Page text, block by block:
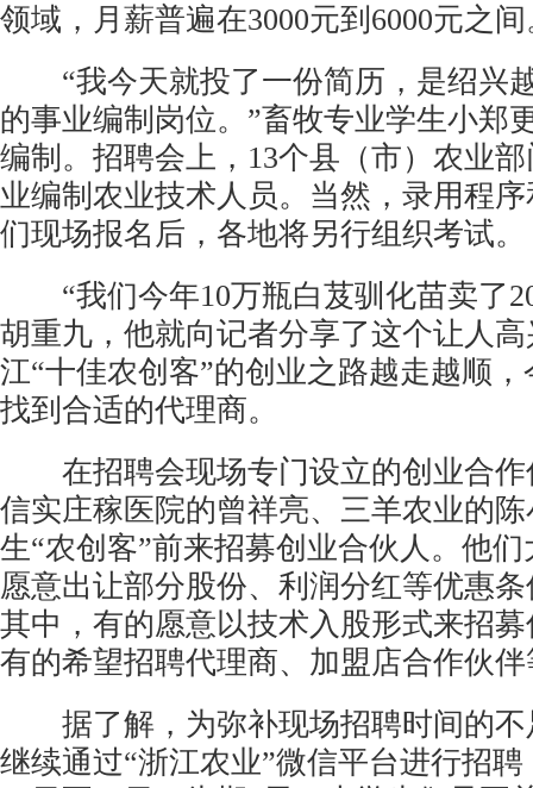
领域，月薪普遍在3000元到6000元之
“我今天就投了一份简历，是绍兴
的事业编制岗位。”畜牧专业学生小郑
编制。招聘会上，13个县（市）农业
业编制农业技术人员。当然，录用程
们现场报名后，各地将另行组织考试。
“我们今年10万瓶白芨驯化苗卖了
胡重九，他就向记者分享了这个让人
江“十佳农创客”的创业之路越走越顺
找到合适的代理商。
在招聘会现场专门设立的创业合作
信实庄稼医院的曾祥亮、三羊农业的
生“农创客”前来招募创业合伙人。他
愿意出让部分股份、利润分红等优惠
其中，有的愿意以技术入股形式来招
有的希望招聘代理商、加盟店合作伙
据了解，为弥补现场招聘时间的不
继续通过“浙江农业”微信平台进行招